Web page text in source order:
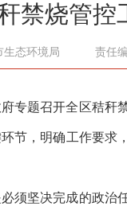
禁烧管控
生态环境局 责任
专题召开全区秸
，明确工作要求
须坚决完成的政